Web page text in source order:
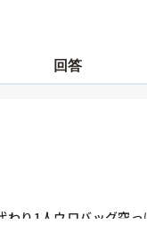
回答
り1人ウロバッグ空